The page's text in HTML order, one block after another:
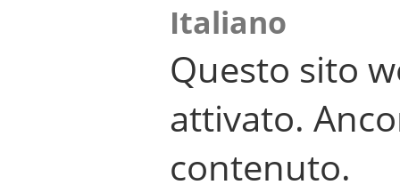
Italiano
Questo sito
attivato.
contenuto.